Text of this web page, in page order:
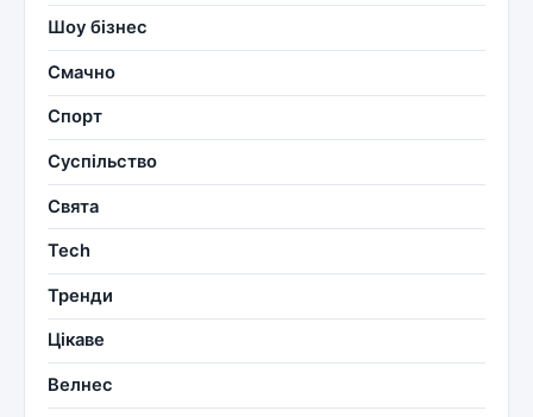
Шоу бізнес
Смачно
Спорт
Суспільство
Свята
Tech
Тренди
Цікаве
Велнес